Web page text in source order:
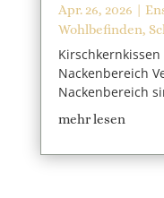
Apr. 26, 2026 |
Wohlbefinden,
Nackenbereich
Nackenbereich
mehr lesen